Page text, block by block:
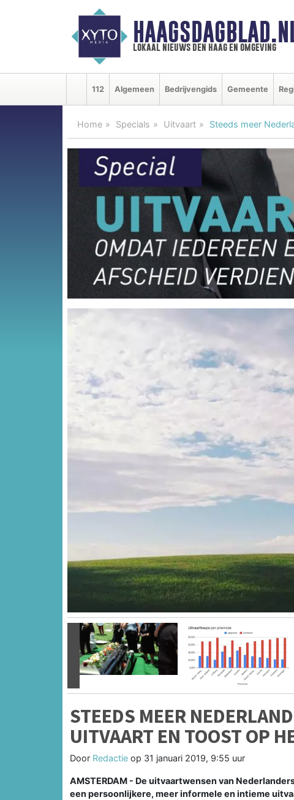
lokaal nieuws den haag en omgeving
112 Algemeen Bedrijvengids Gemeente
Home Specials Uitvaart Steeds meer
Vorige
STEEDS MEER
UITVAART EN TOOST OP
Door Redactie op 31 januari 2019, 9:55 uur
AMSTERDAM - De uitvaartwensen van
een persoonlijkere, meer informele en intieme